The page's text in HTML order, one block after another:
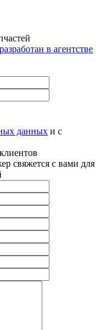
в агентстве
данных и с
свяжется с вами для